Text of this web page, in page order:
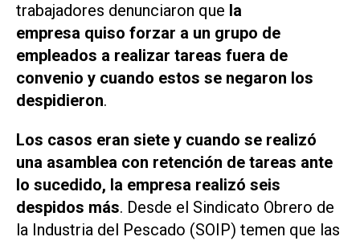
trabajadores denunciaron que la
empresa quiso forzar a un grupo de
empleados a realizar tareas fuera de
convenio y cuando estos se negaron los
despidieron.
Los casos eran siete y cuando se realizó
una asamblea con retención de tareas ante
lo sucedido, la empresa realizó seis
despidos más. Desde el Sindicato Obrero de
la Industria del Pescado (SOIP) temen que las